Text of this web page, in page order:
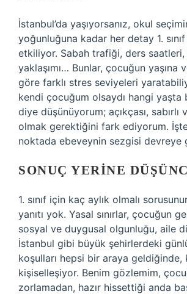
İstanbul’da yaşıyorsanız, okul
yoğunluğuna kadar her detay 1. sınıf
etkiliyor. Sabah trafiği, ders
yaklaşımı… Bunlar, çocuğun yaşına
göre farklı stres seviyeleri
kendi çocuğum olsaydı hangi yaşta
diye düşünüyorum; açıkçası, sabırlı
olmak gerektiğini fark ediyorum.
noktada ebeveynin sezgisi devreye
SONUÇ YERINE
1. sınıf için kaç aylık olmalı
yanıtı yok. Yasal sınırlar, çocuğun
sosyal ve duygusal olgunluğu, aile
İstanbul gibi büyük şehirlerdeki
koşulları hepsi bir araya geldiğinde,
kişiselleşiyor. Benim gözlemim,
zorlamadan, hazır hissettiği anda